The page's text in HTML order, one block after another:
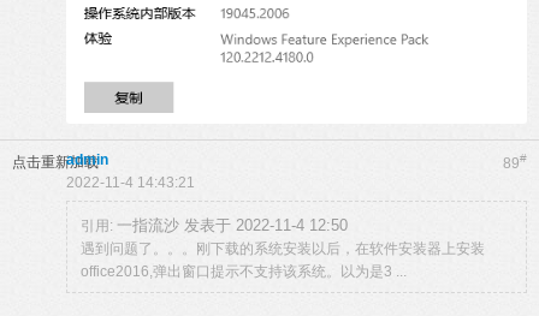
点击重新加载 89#
admin
2022-11-4 14:43:21
引用: 一指流沙 发表于 2022-11-4 12:50
遇到问题了。。。刚下载的系统安装以后，在软件安装器上安装
office2016,弹出窗口提示不支持该系统。以为是3 ...